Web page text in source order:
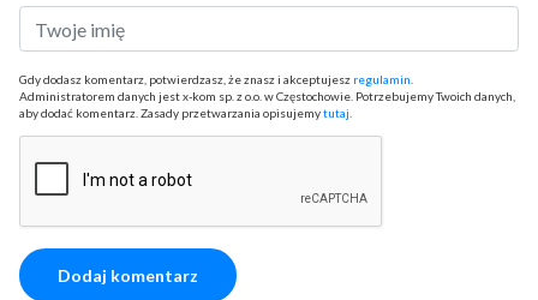
Gdy dodasz komentarz, potwierdzasz, że znasz i akceptujesz regulamin
Administratorem danych jest x-kom sp. z o.o. w Częstochowie. Potrzebujemy Twoich danych,
aby dodać komentarz. Zasady przetwarzania opisujemytutaj